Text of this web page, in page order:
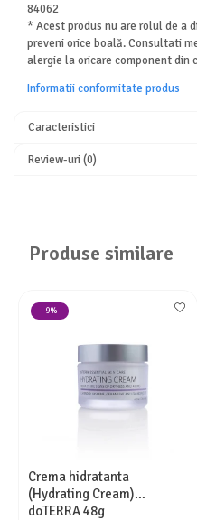
84062
* Acest produs nu are rolul de a
preveni orice boală. Consultati
alergie la oricare component din
Informatii conformitate produs
Caracteristici
Review-uri(0)
Produse similare
-9%
Crema hidratanta
(Hydrating Cream)
doTERRA 48g